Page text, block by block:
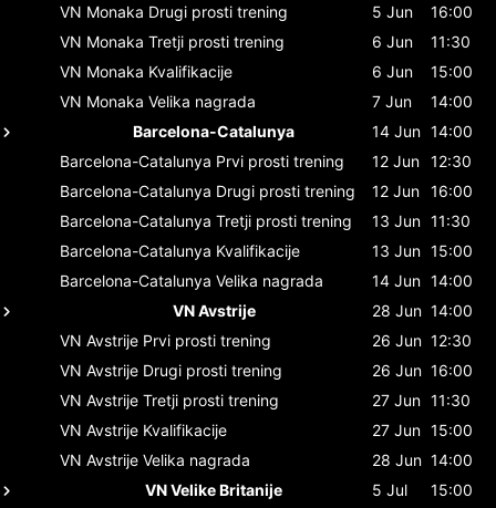
VN Monaka Drugi prosti trening 5 Jun
16:00
VN Monaka Tretji prosti trening 6 Jun
11:30
VN Monaka Kvalifikacije 6 Jun
15:00
VN Monaka Velika nagrada 7 Jun
14:00
Barcelona-Catalunya
14 Jun 14:00
Barcelona-Catalunya Prvi prosti trening 12 Jun 12:30
Barcelona-Catalunya Drugi prosti trening 12 Jun 16:00
Barcelona-Catalunya Tretji prosti trening 13 Jun 11:30
Barcelona-Catalunya Kvalifikacije 13 Jun 15:00
Barcelona-Catalunya Velika nagrada 14 Jun 14:00
VN Avstrije
28 Jun 14:00
VN Avstrije Prvi prosti trening 26 Jun 12:30
VN Avstrije Drugi prosti trening 26 Jun 16:00
VN Avstrije Tretji prosti trening 27 Jun 11:30
VN Avstrije Kvalifikacije 27 Jun 15:00
VN Avstrije Velika nagrada 28 Jun 14:00
VN Velike Britanije
5 Jul
15:00